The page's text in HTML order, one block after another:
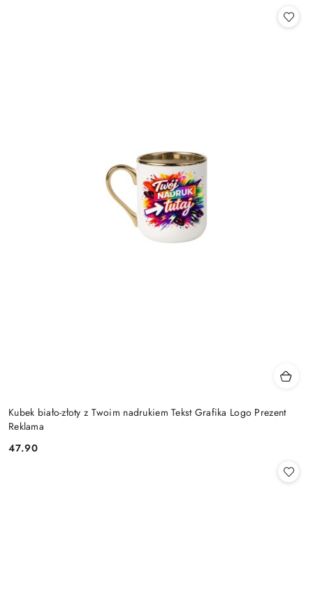
Kubek biało-złoty z Twoim nadrukiem Tekst Grafika Logo Prezent
Reklama
Cena:
47.90